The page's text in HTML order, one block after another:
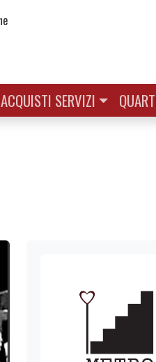
ACQUISTI SERVIZI